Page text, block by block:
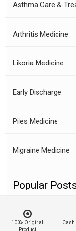
Asthma Care &
Arthritis Medicine
Likoria Medicine
Early Discharge
Piles Medicine
Migraine Medicine
Popular Posts
100% Original
Product
Cash